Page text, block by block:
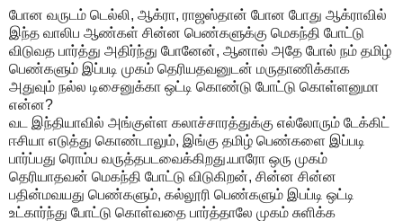
போன வருடம் டெல்லி, ஆக்ரா, ராஜஸ்தான் போன போது ஆக்ராவில்
இந்த வாலிப ஆண்கள் சின்ன பெண்களுக்கு மெகந்தி போட்டு
விடுவத பார்த்து அதிர்ந்து போனேன், ஆனால் அதே போல் நம் தமிழ்
பெண்களும் இப்படி முகம் தெரியதவனுடன் மருதாணிக்காக
அதுவும் நல்ல டிசைனுக்கா ஒட்டி கொண்டு போட்டு கொள்ளனுமா
என்ன?
வட இந்தியாவில் அங்குள்ள கலாச்சாரத்துக்கு எல்லோரும் டேக்கிட்
ஈசியா எடுத்து கொண்டாலும், இங்கு தமிழ் பெண்களை இப்படி
பார்ப்பது ரொம்ப வருத்தபடவைக்கிறது.யாரோ ஒரு முகம்
தெரியாதவன் மெகந்தி போட்டு விடுகிறன், சின்ன சின்ன
பதின்மவயது பெண்களும், கல்லூரி பெண்களும் இபப்டி ஒட்டி
உட்கார்ந்து போட்டு கொள்வதை பார்த்தாலே முகம் சுளிக்க